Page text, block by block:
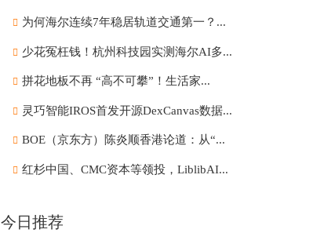
为何海尔连续7年稳居轨道交通第一？...
少花冤枉钱！杭州科技园实测海尔AI多...
拼花地板不再 “高不可攀”！生活家...
灵巧智能IROS首发开源DexCanvas数据...
BOE（京东方）陈炎顺香港论道：从“...
红杉中国、CMC资本等领投，LiblibAI...
今日推荐